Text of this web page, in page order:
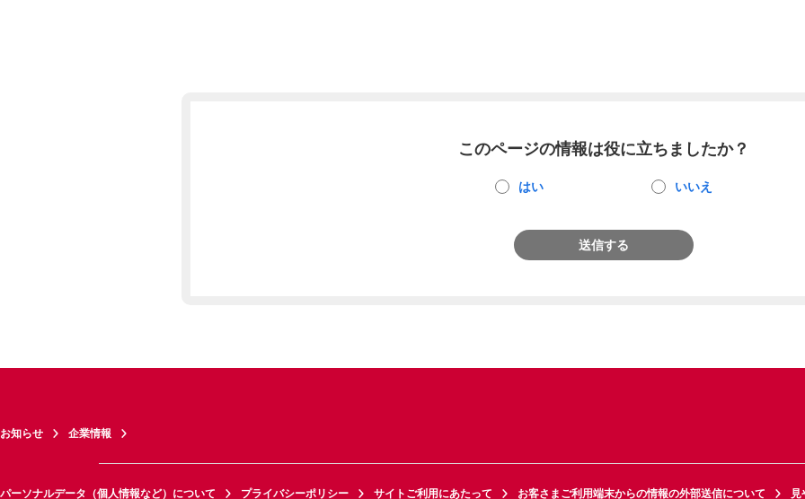
このページの情報は役に立ちましたか？
はい いいえ
送信する
お知らせ 企業情報
パーソナルデータ（個人情報など）について プライバシーポリシー サイトご利用にあたって お客さまご利用端末からの情報の外部送信について 見